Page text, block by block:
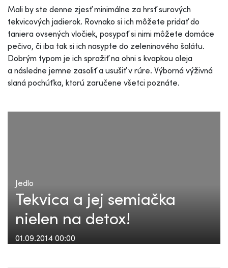
Mali by ste denne zjesť minimálne za hrsť surových
tekvicových jadierok. Rovnako si ich môžete pridať do
taniera ovsených vločiek, posypať si nimi môžete domáce
pečivo, či iba tak si ich nasypte do zeleninového šalátu.
Dobrým typom je ich spražiť na ohni s kvapkou oleja
a následne jemne zasoliť a usušiť v rúre. Výborná výživná
slaná pochúťka, ktorú zaručene všetci poznáte.
Jedlo
Tekvica a jej semiačka
nielen na detox!
01.09.2014 00:00